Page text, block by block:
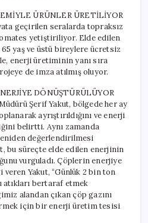
ÜRÜNLER ÜRETİLİYOR
geçirilen seralarda topraksız
yetiştiriliyor. Elde edilen
yaş ve üstü bireylere ücretsiz
enerji üretiminin yanı sıra
de imza atılmış oluyor.
DÖNÜŞTÜRÜLÜYOR
Şerif Yakut, bölgede her ay
ayrıştırıldığını ve enerji
belirtti. Aynı zamanda
değerlendirilmesi
bu süreçte elde edilen enerjinin
vurguladı. Çöplerin enerjiye
Yakut, “Günlük 2 bin ton
atıkları bertaraf etmek
alandan çıkan çöp gazını
için bir enerji üretim tesisi